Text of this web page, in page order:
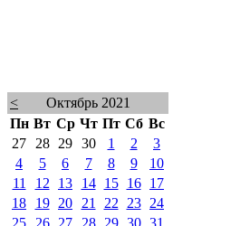
<
Октябрь 2021
Пн Вт Ср Чт Пт Сб Вс
27
28 29 30 1 2
3
4
5 6 7 8 9
10
11
12 13 14 15 16
17
18
19 20 21 22 23
24
25
26 27 28 29 30 31